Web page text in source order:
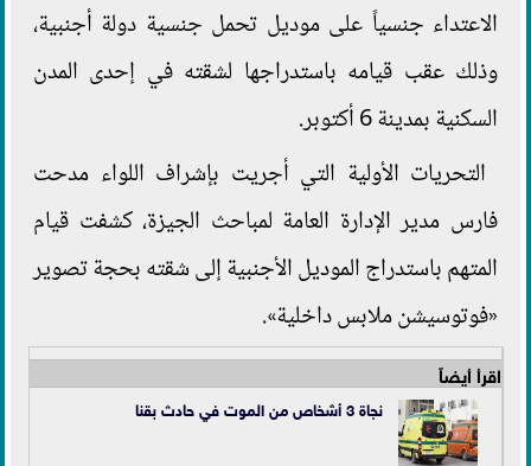
الاعتداء جنسياً على موديل تحمل جنسية دولة أجنبية،
وذلك عقب قيامه باستدراجها لشقته في إحدى المدن
السكنية بمدينة 6 أكتوبر.
التحريات الأولية التي أجريت بإشراف اللواء مدحت
فارس مدير الإدارة العامة لمباحث الجيزة، كشفت قيام
المتهم باستدراج الموديل الأجنبية إلى شقته بحجة تصوير
«فوتوسيشن ملابس داخلية».
اقرأ أيضاً
نجاة 3 أشخاص من الموت في حادث بقنا